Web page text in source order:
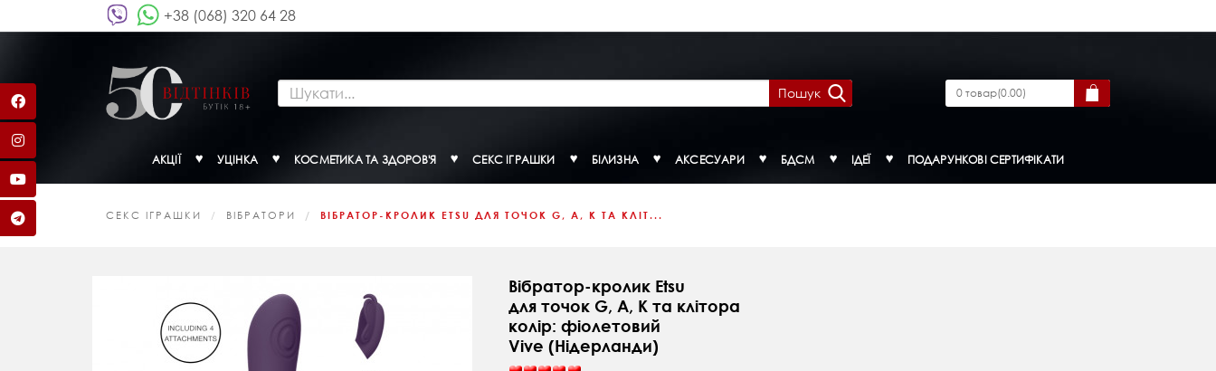
+38 (068) 320 64 28
Пошук 0товар(0.00)
АКЦІЇ УЦІНКА КОСМЕТИКА ТА ЗДОРОВ'Я СЕКС ІГРАШКИ БІЛИЗНА АКСЕСУАРИ БДСМ ІДЕЇ ПОДАРУНКОВІ СЕРТИФІКАТИ
СЕКС ІГРАШКИ ВІБРАТОРИ ВІБРАТОР-КРОЛИК ETSU ДЛЯ ТОЧОК G, A, K ТА КЛІТ...
Вібратор-кролик Etsu
для точок G, A, K та клітора
колір: фіолетовий
Vive (Нідерланди)